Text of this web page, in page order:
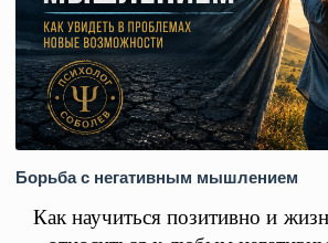
Борьба с негативным мышлением
Как научиться позитивно и